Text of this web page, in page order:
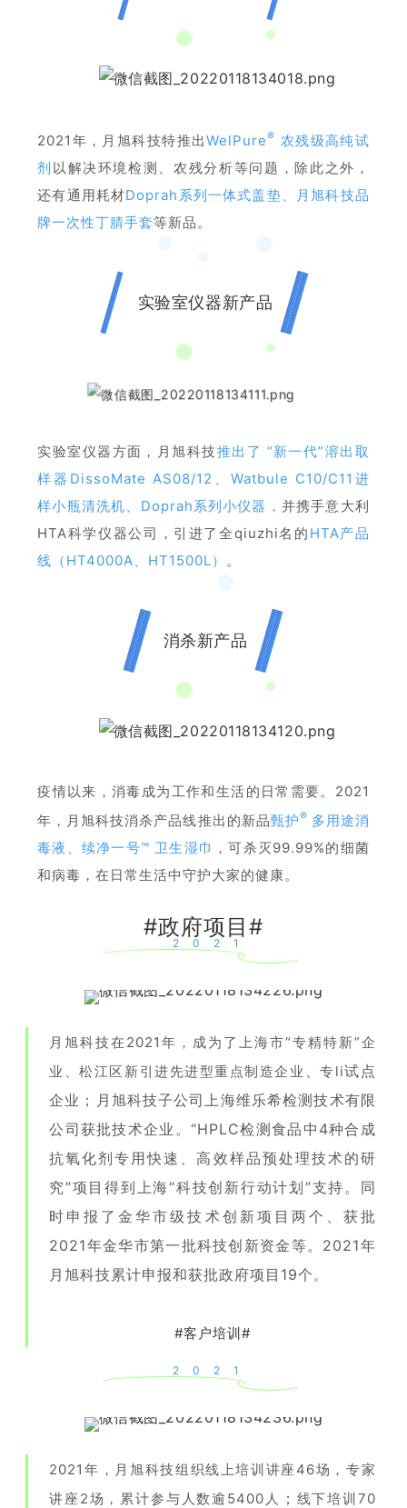
2021年，月旭科技特推出WelPure® 农残级高纯试
剂 以解决环境检测、农残分析等问题，除此之外，
还有通用耗材Doprah系列一体式盖垫、
月旭科技品
牌一次性丁腈手套等新品。
实验室仪器新产品
实验室仪器方面，月旭科技推出了 “新一代”溶出取
样器DissoMate AS08/12 、 Watbule C10/C11进
样小瓶清洗机、 Doprah系列小仪器 ， 并携手意大利
HTA科学仪器公司，引进了全qiuzhi名 的 HTA产品
线（HT4000A、HT1500L） 。
消杀新产品
疫情以来，消毒成为工作和生活的日常需要。2021
年，月旭科技消杀产品线推出的新品甄护® 多用途消
毒液、 续净一号™ 卫生湿巾 ，可杀灭99.99%的细菌
和病毒，在日常生活中守护大家的健康。
#政府项目#
2021
月旭科技在2021年，成为了上海市“专精特新”企
业、松江区新引进先进型重点制造企业、专li试点
企业；月旭科技子公司上海维乐希检测技术有限
公司获批技术企业。“HPLC检测食品中4种合成
抗氧化剂专用快速、高效样品预处理技术的研
究”项目得到上海“科技创新行动计划”支持。同
时申报了金华市级技术创新项目两个、获批
2021年金华市第一批科技创新资金等。2021年
月旭科技累计申报和获批政府项目19个 。
#客户培训#
2021
2021年，月旭科技组织线上培训讲座46场，专家
讲座2场，累计参与人数逾5400人
； 线下培训70